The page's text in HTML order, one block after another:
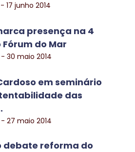
17 junho 2014
presença na 4
do Mar
30 maio 2014
em seminário
das
27 maio 2014
debate reforma do